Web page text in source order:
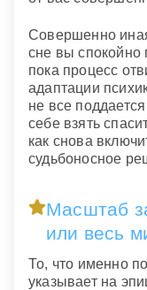
Совершенно
сне вы спокойно
пока процесс
адаптации
не все
себе взять
как снова
судьбоносное
Масштаб
или весь
То, что именно
указывает на